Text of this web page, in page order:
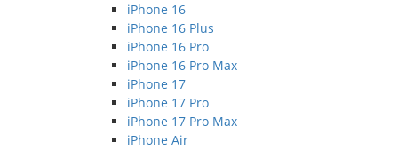
iPhone 16
iPhone 16 Plus
iPhone 16 Pro
iPhone 16 Pro Max
iPhone 17
iPhone 17 Pro
iPhone 17 Pro Max
iPhone Air